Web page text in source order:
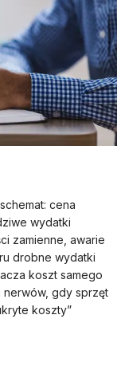
cena
wydatki
zamienne, awarie
drobne wydatki
koszt samego
nerwów, gdy sprzęt
koszty”